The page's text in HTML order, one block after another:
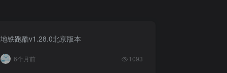
地铁跑酷v1.28.0北京版本
6个月前 1093